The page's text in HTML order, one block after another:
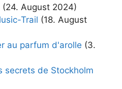
(24. August 2024)
Trail (18. August
au parfum d'arolle (3.
secrets de Stockholm